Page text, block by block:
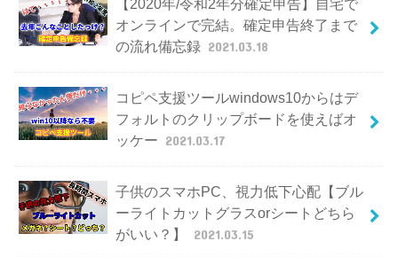
【2020年/令和2年分確定申告】自宅で
オンラインで完結。確定申告終了まで
の流れ備忘録 2021.03.18
コピペ支援ツールwindows10からはデ
フォルトのクリップボードを使えばオ
ッケー 2021.03.17
子供のスマホPC、視力低下心配【ブル
ーライトカットグラスorシートどちら
がいい？】
2021.03.15